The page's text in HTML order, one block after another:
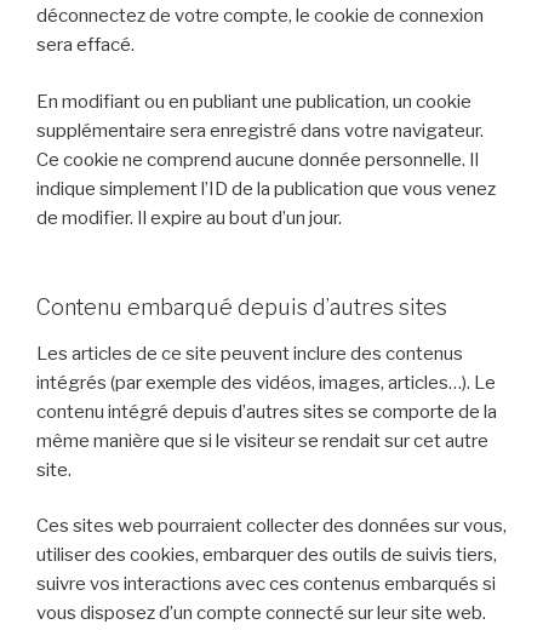
déconnectez de votre compte, le cookie de connexion
sera effacé.
En modifiant ou en publiant une publication, un cookie
supplémentaire sera enregistré dans votre navigateur.
Ce cookie ne comprend aucune donnée personnelle. Il
indique simplement l’ID de la publication que vous venez
de modifier. Il expire au bout d’un jour.
Contenu embarqué depuis d’autres sites
Les articles de ce site peuvent inclure des contenus
intégrés (par exemple des vidéos, images, articles…). Le
contenu intégré depuis d’autres sites se comporte de la
même manière que si le visiteur se rendait sur cet autre
site.
Ces sites web pourraient collecter des données sur vous,
utiliser des cookies, embarquer des outils de suivis tiers,
suivre vos interactions avec ces contenus embarqués si
vous disposez d’un compte connecté sur leur site web.